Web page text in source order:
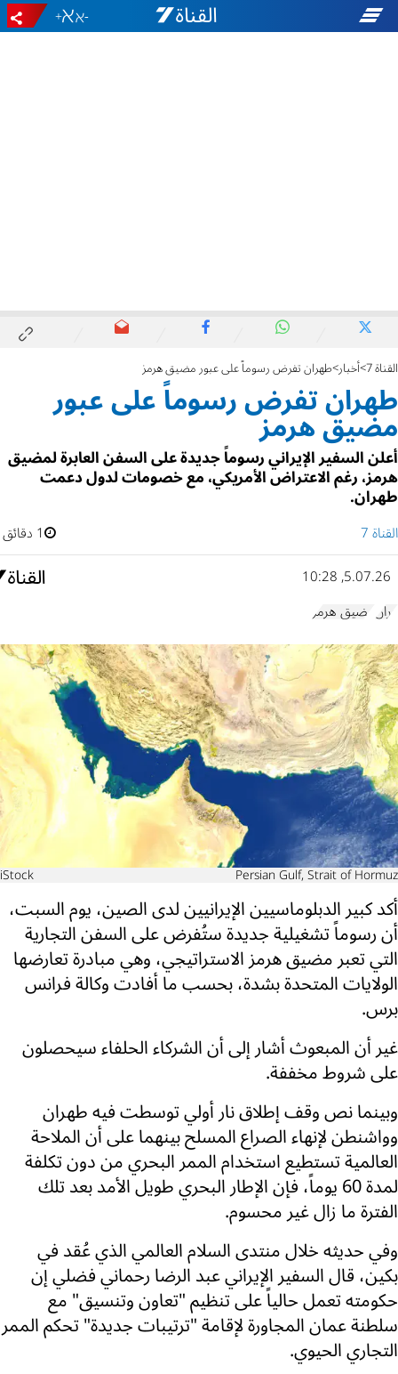
-
+
القناة 7 أخبار طهران تفرض رسوماً على عبور مضيق هرمز
طهران تفرض رسوماً على عبور
مضيق هرمز
أعلن السفير الإيراني رسوماً جديدة على السفن العابرة لمضيق
هرمز، رغم الاعتراض الأمريكي، مع خصومات لدول دعمت
طهران.
القناة 7
1 دقائق
5.07.26, 10:28
إيران مضيق هرمز
Persian Gulf, Strait of Hormuz
iStock
أكد كبير الدبلوماسيين الإيرانيين لدى الصين، يوم السبت،
أن رسوماً تشغيلية جديدة ستُفرض على السفن التجارية
التي تعبر مضيق هرمز الاستراتيجي، وهي مبادرة تعارضها
الولايات المتحدة بشدة، بحسب ما أفادت وكالة فرانس
برس.
غير أن المبعوث أشار إلى أن الشركاء الحلفاء سيحصلون
على شروط مخففة.
وبينما نص وقف إطلاق نار أولي توسطت فيه طهران
وواشنطن لإنهاء الصراع المسلح بينهما على أن الملاحة
العالمية تستطيع استخدام الممر البحري من دون تكلفة
لمدة 60 يوماً، فإن الإطار البحري طويل الأمد بعد تلك
الفترة ما زال غير محسوم.
وفي حديثه خلال منتدى السلام العالمي الذي عُقد في
بكين، قال السفير الإيراني عبد الرضا رحماني فضلي إن
حكومته تعمل حالياً على تنظيم "تعاون وتنسيق" مع
سلطنة عمان المجاورة لإقامة "ترتيبات جديدة" تحكم الممر
التجاري الحيوي.